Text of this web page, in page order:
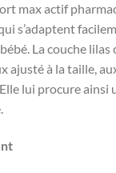
max actif
s’adaptent
La couche
ajusté à la taille,
lui procure ainsi